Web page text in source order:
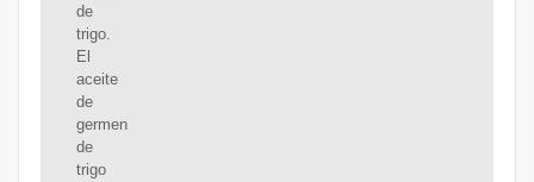
de
trigo.
El
aceite
de
germen
de
trigo